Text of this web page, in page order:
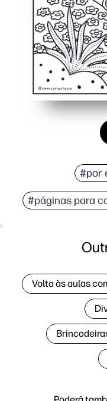
#por
#páginas para
Volta às aulas